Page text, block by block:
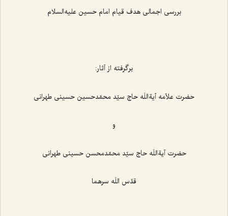
بررسی اجمالی هدف قیام امام حسین علیه‌السلام
برگرفته از آثار:
حضرت علاّمه آیةاللَه حاج سیّد محمّدحسین حسینی طهرانی
و
حضرت آیةاللَه حاج سیّد محمّدمحسن حسینی طهرانی
قدّس اللَه سرهما